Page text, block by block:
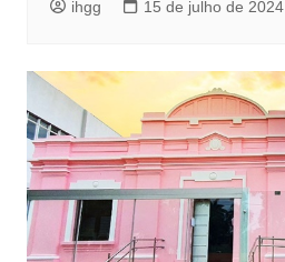
ihgg 15 de julho de 2024